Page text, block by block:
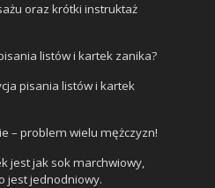
oraz krótki instruktaż
listów i kartek zanika?
pisania listów i kartek
– problem wielu mężczyzn!
jest jak sok marchwiowy,
jest jednodniowy.